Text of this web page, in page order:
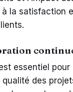
la satisfaction
essentiel pour
des